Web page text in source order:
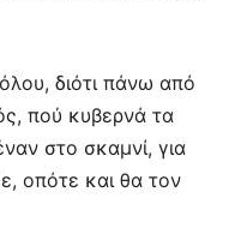
διότι πάνω από
πού κυβερνά τα
στο σκαμνί, για
οπότε και θα τον